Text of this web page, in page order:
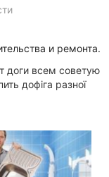
и ремонта.
доги всем советую
дофіга разної